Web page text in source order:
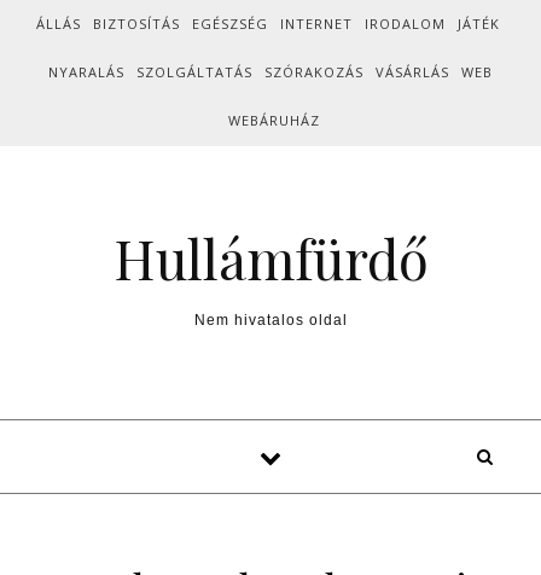
Skip to content
ÁLLÁS BIZTOSÍTÁS EGÉSZSÉG INTERNET IRODALOM JÁTÉK
NYARALÁS SZOLGÁLTATÁS SZÓRAKOZÁS VÁSÁRLÁS WEB
WEBÁRUHÁZ
Hullámfürdő
Nem hivatalos oldal